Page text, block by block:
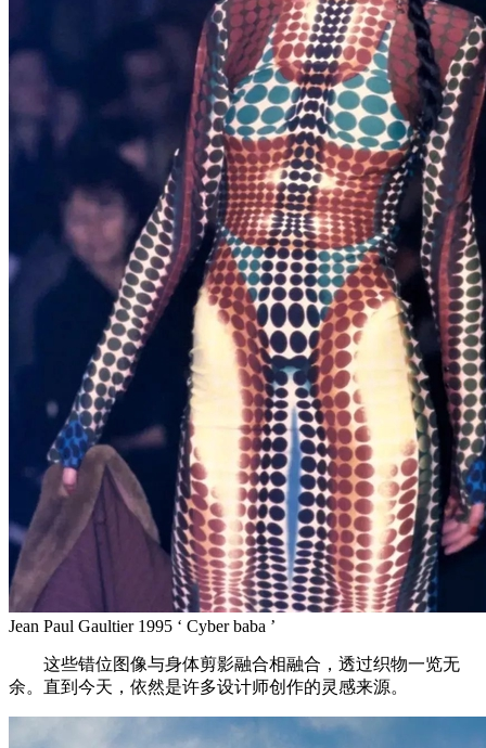
Jean Paul Gaultier 1995 ‘ Cyber baba ’
这些错位图像与身体剪影融合相融合，透过织物一览无
余。直到今天，依然是许多设计师创作的灵感来源。